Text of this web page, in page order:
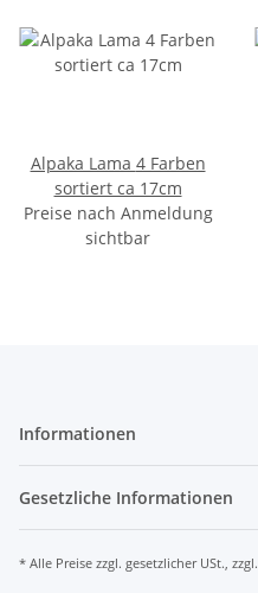
Alpaka Lama 4 Farben
sortiert ca 17cm
Preise nach Anmeldung
sichtbar
Informationen
Gesetzliche Informationen
* Alle Preise zzgl. gesetzlicher USt., zzgl.